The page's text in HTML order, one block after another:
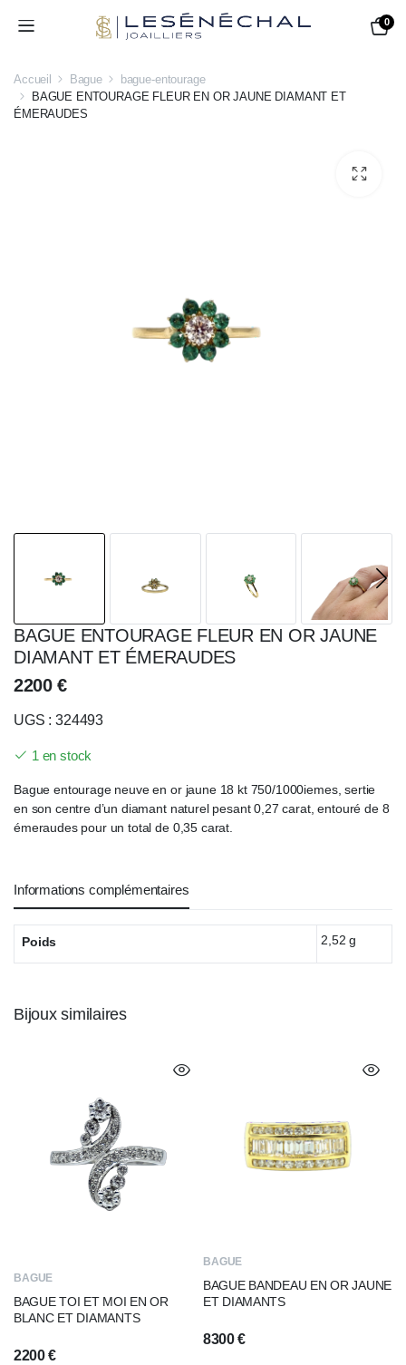
0
Accueil Bague
bague-entourage
BAGUE ENTOURAGE FLEUR EN OR JAUNE DIAMANT ET
ÉMERAUDES
BAGUE ENTOURAGE FLEUR EN OR JAUNE
DIAMANT ET ÉMERAUDES
2200 €
UGS : 324493
1 en stock
Bague entourage neuve en or jaune 18 kt 750/1000iemes, sertie
en son centre d’un diamant naturel pesant 0,27 carat, entouré de 8
émeraudes pour un total de 0,35 carat.
Informations complémentaires
Poids 2,52 g
Bijoux similaires
BAGUE
BAGUE TOI ET MOI EN OR
BLANC ET DIAMANTS
2200€
BAGUE
BAGUE BANDEAU EN OR JAUNE
ET DIAMANTS
8300€